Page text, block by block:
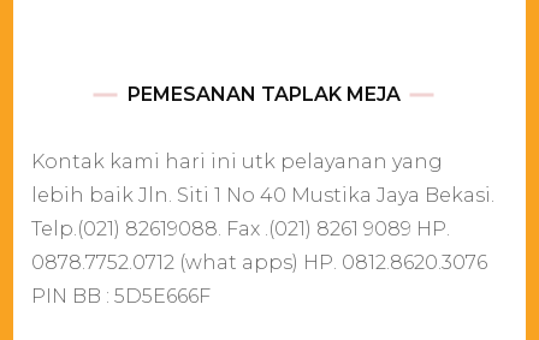
PEMESANAN TAPLAK MEJA
Kontak kami hari ini utk pelayanan yang
lebih baik Jln. Siti 1 No 40 Mustika Jaya Bekasi.
Telp.(021) 82619088. Fax .(021) 8261 9089 HP.
0878.7752.0712 (what apps) HP. 0812.8620.3076
PIN BB : 5D5E666F